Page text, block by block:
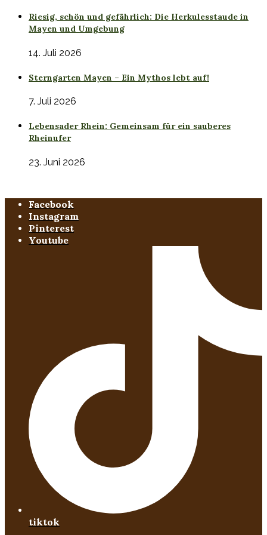
Riesig, schön und gefährlich: Die Herkulesstaude in
Mayen und Umgebung
14. Juli 2026
Sterngarten Mayen – Ein Mythos lebt auf!
7. Juli 2026
Lebensader Rhein: Gemeinsam für ein sauberes
Rheinufer
23. Juni 2026
Facebook
Instagram
Pinterest
Youtube
tiktok